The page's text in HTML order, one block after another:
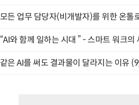
모든 업무 담당자(비개발자)를 위한 온
“AI와 함께 일하는 시대 ” - 스마트 워크
같은 AI를 써도 결과물이 달라지는 이유